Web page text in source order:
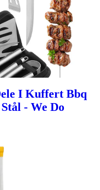
I Kuffert Bbq
- We Do